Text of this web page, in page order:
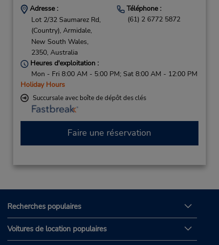
Adresse :
Lot 2/32 Saumarez Rd,
(Country), Armidale,
New South Wales,
2350, Australia
Téléphone :
(61) 2 6772 5872
Heures d'exploitation :
Mon - Fri 8:00 AM - 5:00 PM; Sat 8:00 AM - 12:00 PM
Holiday Hours
Succursale avec boîte de dépôt des clés
Faire une réservation
Recherches populaires
Voitures de location populaires